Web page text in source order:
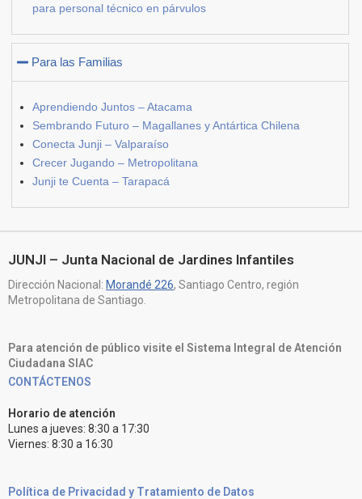
para personal técnico en párvulos
Para las Familias
Aprendiendo Juntos – Atacama
Sembrando Futuro – Magallanes y Antártica Chilena
Conecta Junji – Valparaíso
Crecer Jugando – Metropolitana
Junji te Cuenta – Tarapacá
JUNJI – Junta Nacional de Jardines Infantiles
Dirección Nacional: Morandé 226, Santiago Centro, región
Metropolitana de Santiago.
Para atención de público visite el Sistema Integral de Atención
Ciudadana SIAC
CONTÁCTENOS
Horario de atención
Lunes a jueves: 8:30 a 17:30
Viernes: 8:30 a 16:30
Política de Privacidad y Tratamiento de Datos